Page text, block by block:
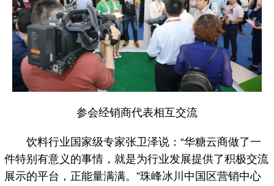
参会经销商代表相互交流
饮料行业国家级专家张卫泽说：“华糖云商做了一
件特别有意义的事情，就是为行业发展提供了积极交流
展示的平台，正能量满满。”珠峰冰川中国区营销中心